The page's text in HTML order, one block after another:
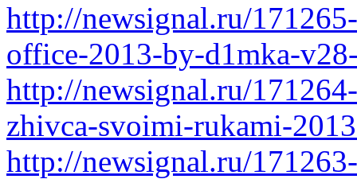
http://newsignal.ru/
office-2013-by-d1mka-
http://newsignal.ru/
zhivca-svoimi-rukami-
http://newsignal.ru/